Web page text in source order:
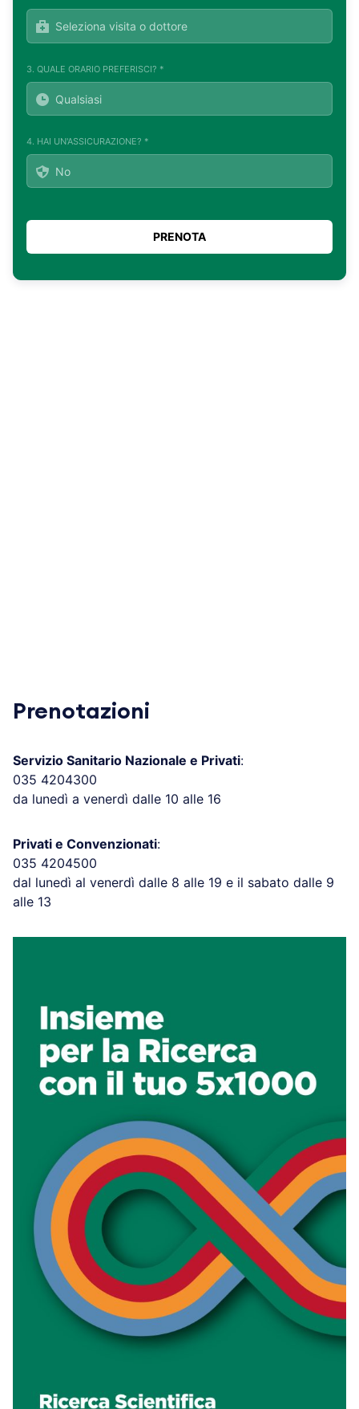
3. QUALE ORARIO PREFERISCI? *
4. HAI UN'ASSICURAZIONE? *
Prenotazioni
Servizio Sanitario Nazionale e Privati:
035 4204300
da lunedì a venerdì dalle 10 alle 16
Privati e Convenzionati:
035 4204500
dal lunedì al venerdì dalle 8 alle 19 e il sabato dalle 9
alle 13